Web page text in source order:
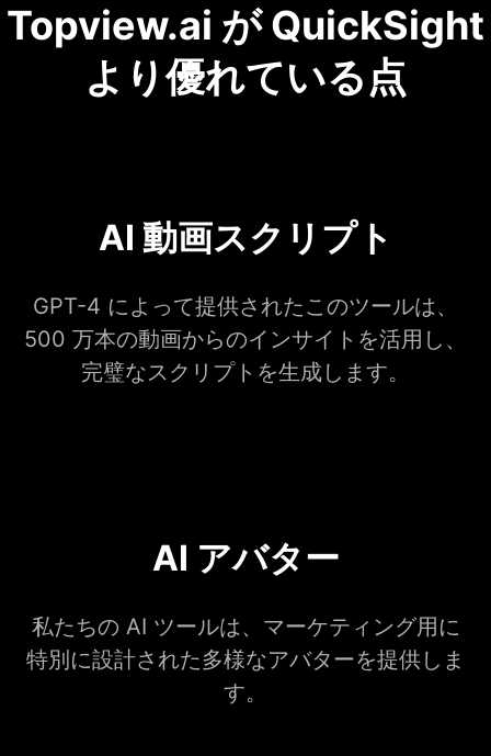
Topview.ai が QuickSight
より優れている点
AI 動画スクリプト
GPT-4 によって提供されたこのツールは、
500 万本の動画からのインサイトを活用し、
完璧なスクリプトを生成します。
AI アバター
私たちの AI ツールは、マーケティング用に
特別に設計された多様なアバターを提供しま
す。